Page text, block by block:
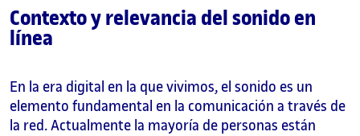
Contexto y relevancia del sonido en
línea
En la era digital en la que vivimos, el sonido es un
elemento fundamental en la comunicación a través de
la red. Actualmente la mayoría de personas están